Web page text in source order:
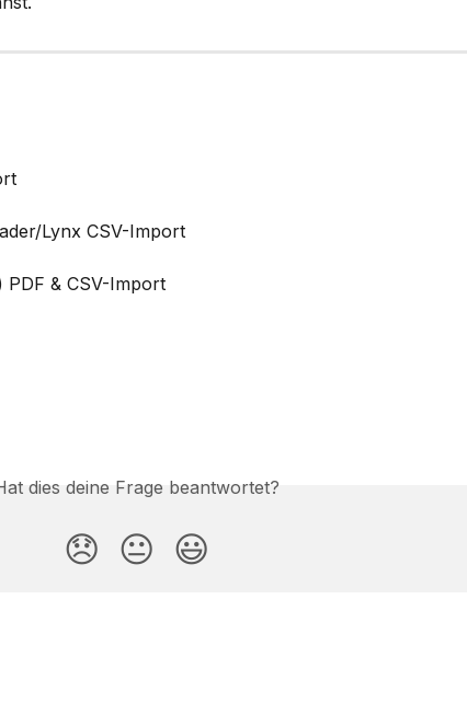
Lynx CSV-Import
PDF & CSV-Import
dies deine Frage beantwortet?
😞 😐 😃